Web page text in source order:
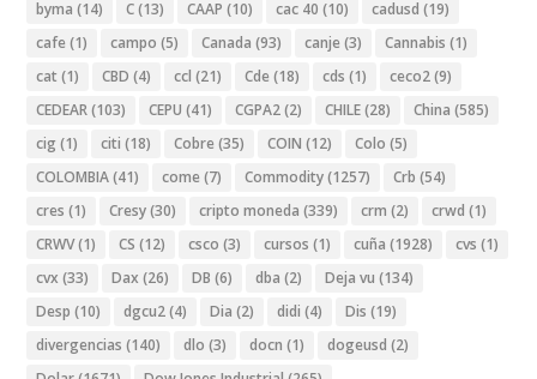
byma (14) C(13) CAAP (10) cac 40 (10) cadusd (19)
cafe (1) campo (5) Canada (93) canje (3) Cannabis (1)
cat (1) CBD (4) ccl (21) Cde (18) cds (1) ceco2(9)
CEDEAR(103) CEPU (41) CGPA2(2) CHILE(28) China (585)
cig (1) citi (18) Cobre (35) COIN (12) Colo (5)
COLOMBIA(41) come (7) Commodity(1257) Crb (54)
cres (1) Cresy(30) cripto moneda (339) crm (2) crwd (1)
CRWV(1) CS (12) csco (3) cursos (1) cuña (1928) cvs (1)
cvx (33) Dax (26) DB (6) dba (2) Deja vu (134)
Desp (10) dgcu2(4) Dia (2) didi (4) Dis (19)
divergencias (140) dlo (3) docn (1) dogeusd (2)